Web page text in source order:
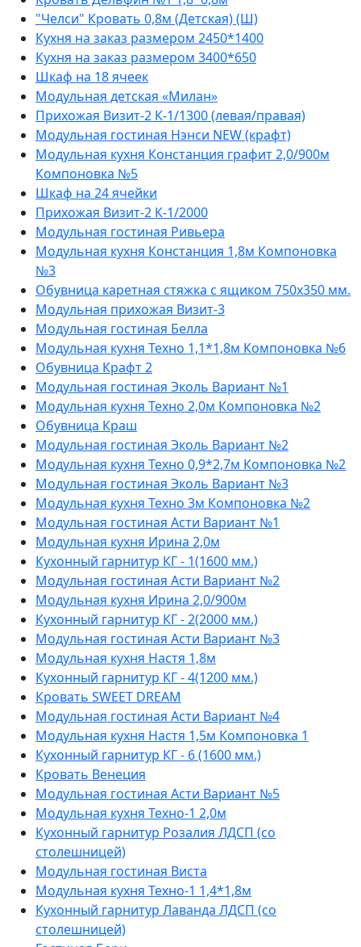
"Челси" Кровать 0,8м (Детская) (Ш)
Кухня на заказ размером 2450*1400
Кухня на заказ размером 3400*650
Шкаф на 18 ячеек
Модульная детская «Милан»
Прихожая Визит-2 К-1/1300 (левая/правая)
Модульная гостиная Нэнси NEW (крафт)
Модульная кухня Констанция графит 2,0/900м
Компоновка №5
Шкаф на 24 ячейки
Прихожая Визит-2 К-1/2000
Модульная гостиная Ривьера
Модульная кухня Констанция 1,8м Компоновка
№3
Обувница каретная стяжка с ящиком 750х350 мм.
Модульная прихожая Визит-3
Модульная гостиная Белла
Модульная кухня Техно 1,1*1,8м Компоновка №6
Обувница Крафт 2
Модульная гостиная Эколь Вариант №1
Модульная кухня Техно 2,0м Компоновка №2
Обувница Краш
Модульная гостиная Эколь Вариант №2
Модульная кухня Техно 0,9*2,7м Компоновка №2
Модульная гостиная Эколь Вариант №3
Модульная кухня Техно 3м Компоновка №2
Модульная гостиная Асти Вариант №1
Модульная кухня Ирина 2,0м
Кухонный гарнитур КГ - 1(1600 мм.)
Модульная гостиная Асти Вариант №2
Модульная кухня Ирина 2,0/900м
Кухонный гарнитур КГ - 2(2000 мм.)
Модульная гостиная Асти Вариант №3
Модульная кухня Настя 1,8м
Кухонный гарнитур КГ - 4(1200 мм.)
Кровать SWEET DREAM
Модульная гостиная Асти Вариант №4
Модульная кухня Настя 1,5м Компоновка 1
Кухонный гарнитур КГ - 6 (1600 мм.)
Кровать Венеция
Модульная гостиная Асти Вариант №5
Модульная кухня Техно-1 2,0м
Кухонный гарнитур Розалия ЛДСП (со
столешницей)
Модульная гостиная Виста
Модульная кухня Техно-1 1,4*1,8м
Кухонный гарнитур Лаванда ЛДСП (со
столешницей)